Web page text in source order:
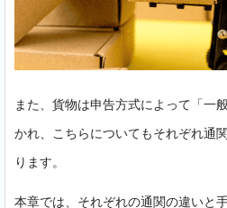
また、貨物は申告方式によって「一
かれ、こちらについてもそれぞれ通
ります。
本章では、それぞれの通関の違いと